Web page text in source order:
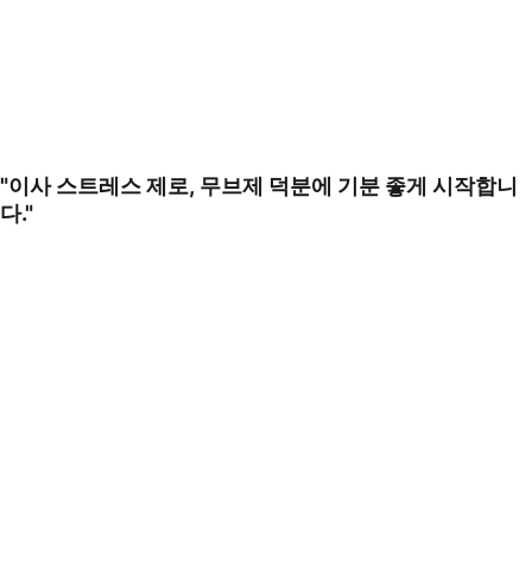
"이사 스트레스 제로, 무브제 덕분에 기분 좋게 시작합니
다."